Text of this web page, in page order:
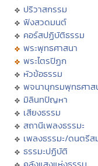
ปริวาสกรรม
ฟังสวดมนต์
คอร์สปฏิบัติธรรม
พระพุทธศาสนา
พระไตรปิฏก
หัวข้อธรรม
พจนานุกรมพุทธศาส
มิลินทปัญหา
เสียงธรรม
สถานีเพลงธรรมะ
เพลงธรรมะ/ดนตรีส
ธรรมะปฏิบัติ